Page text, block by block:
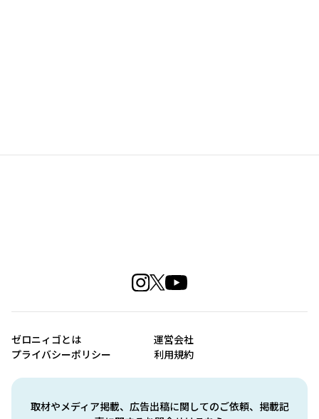
取材やメディア掲載、広告出稿に関してのご依頼、掲載記
ゼロニィゴとは
運営会社
プライバシーポリシー
利用規約